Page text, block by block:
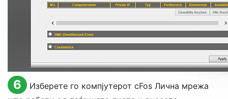
6
Изберете го компјутерот cFos Лична мрежа